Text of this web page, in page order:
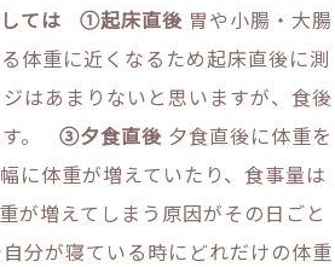
ては ①起床直後 胃や小腸・大腸
体重に近くなるため起床直後に測
はあまりないと思いますが、食後
。 ③夕食直後 夕食直後に体重を
に体重が増えていたり、食事量は
が増えてしまう原因がその日ごと
分が寝ている時にどれだけの体重